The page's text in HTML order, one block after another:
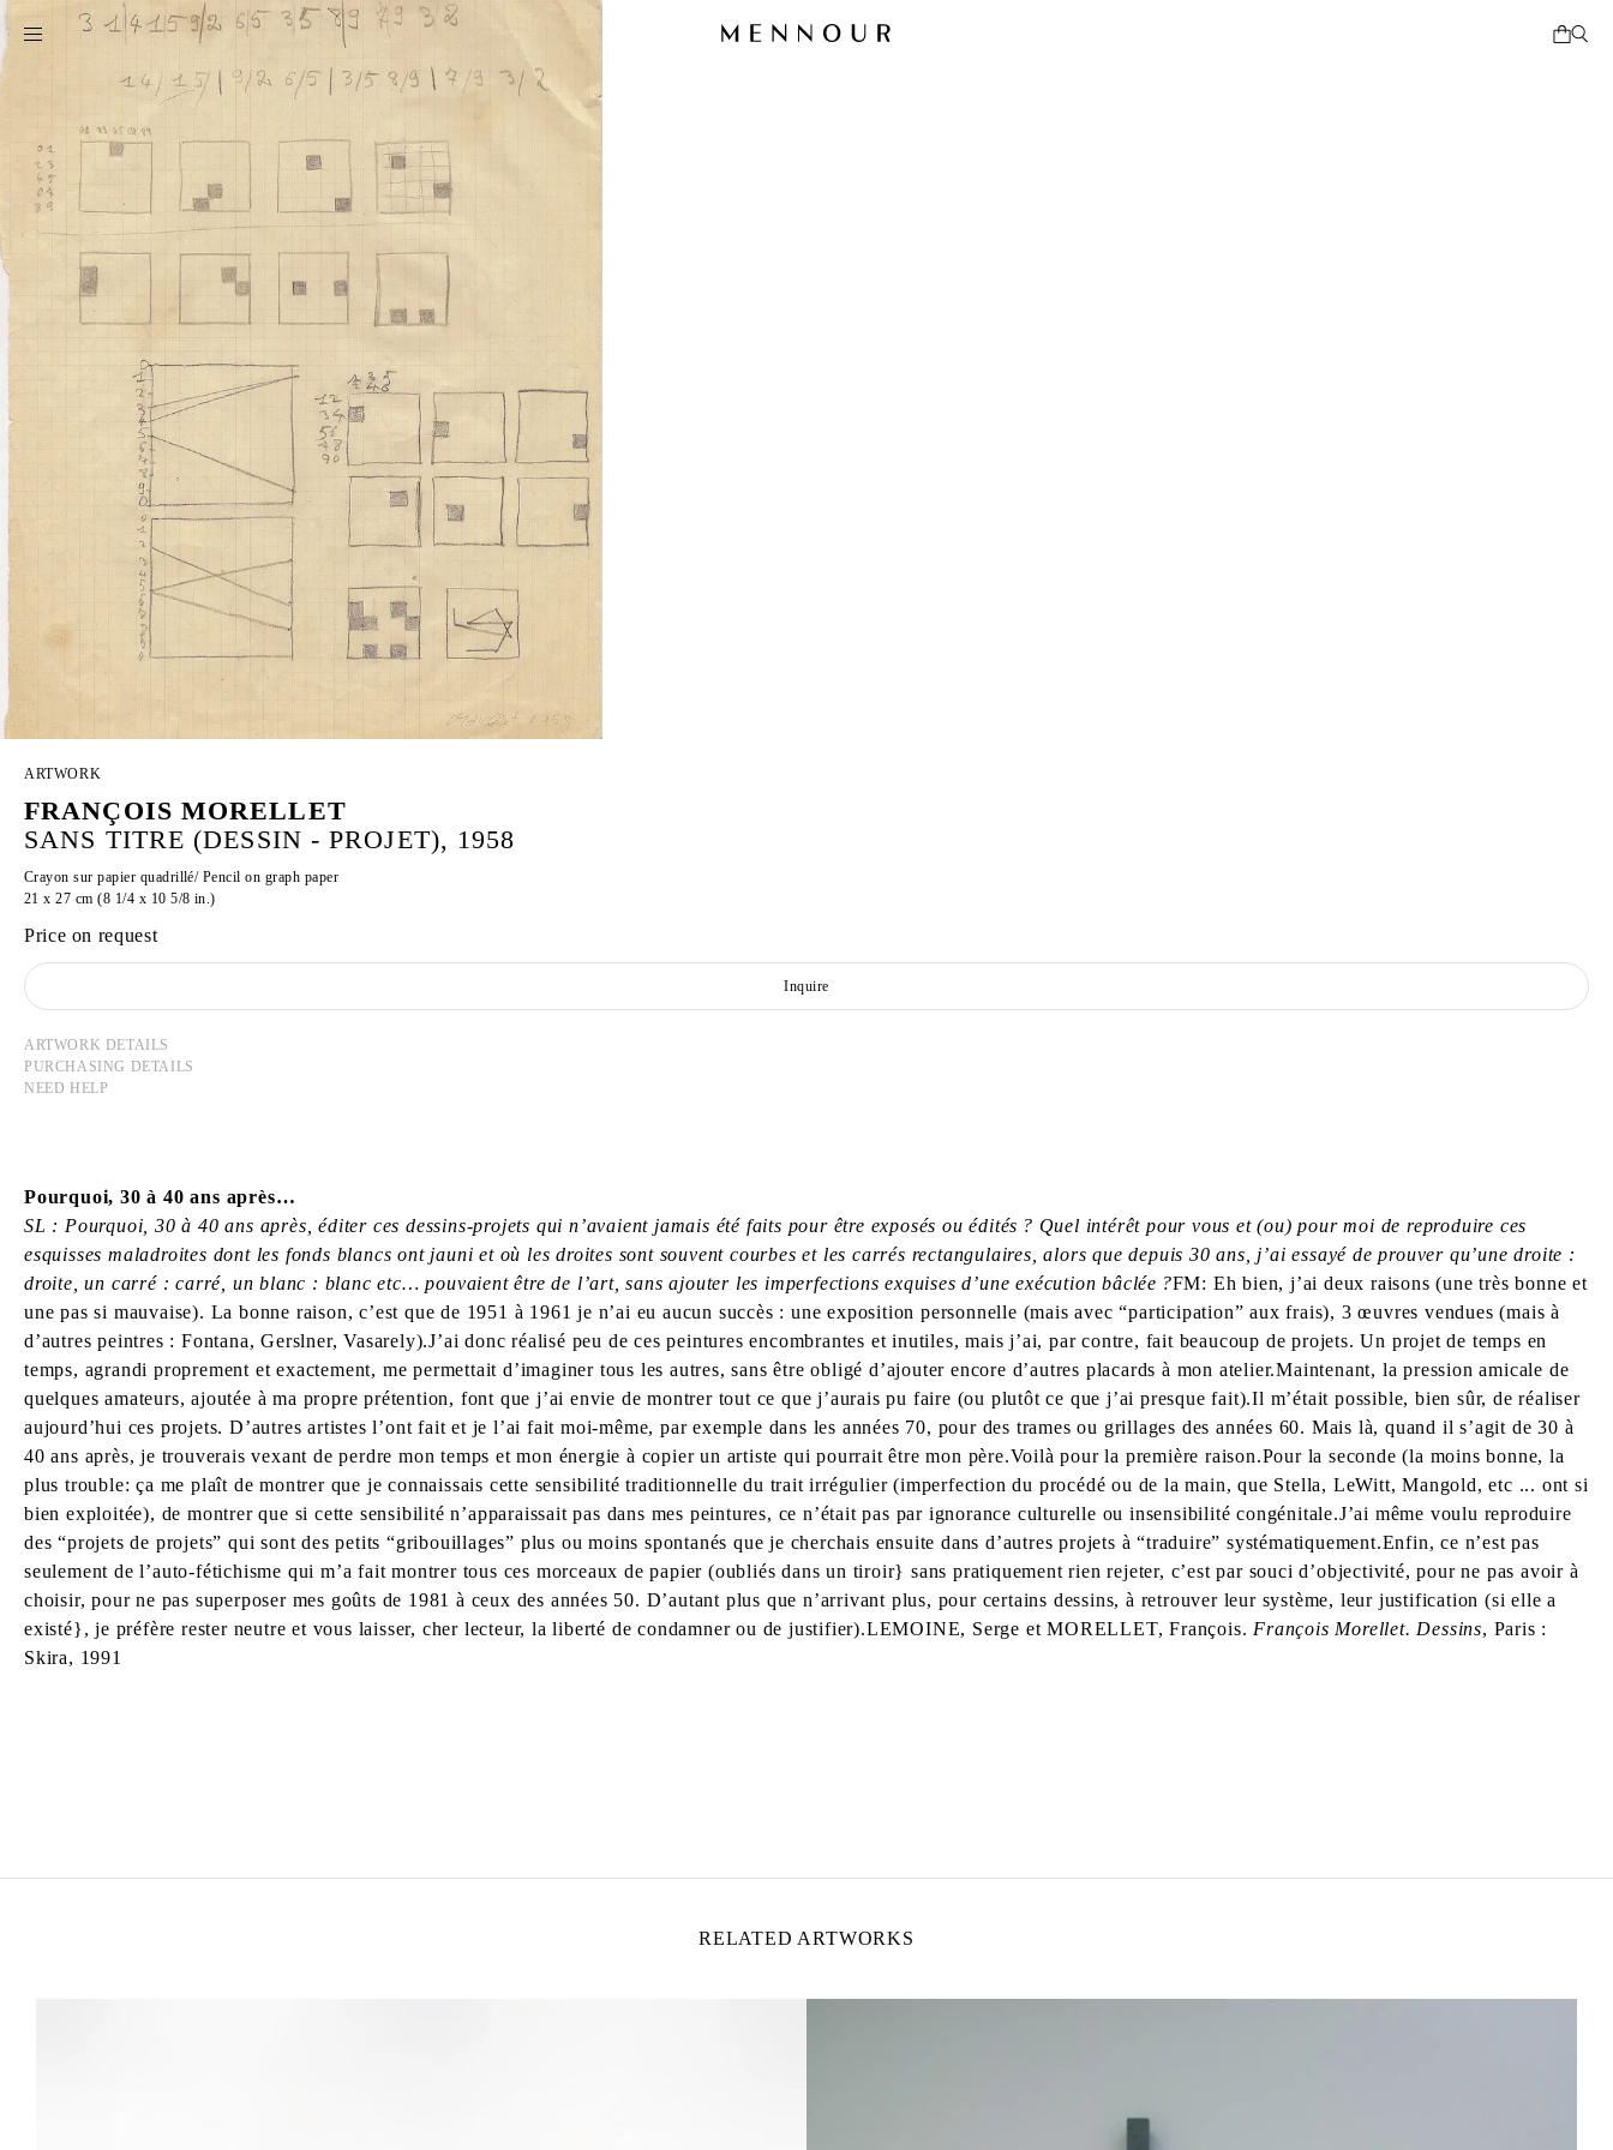
ARTWORK
FRANÇOIS MORELLET
SANS TITRE (DESSIN - PROJET), 1958
Crayon sur papier quadrillé/ Pencil on graph paper
21 x 27 cm (8 1/4 x 10 5/8 in.)
Price on request
Inquire
ARTWORK DETAILS
PURCHASING DETAILS
NEED HELP
Pourquoi, 30 à 40 ans après…
SL : Pourquoi, 30 à 40 ans après, éditer ces dessins-projets qui n’avaient jamais été faits pour être exposés ou édités ? Quel intérêt pour vous et (ou) pour moi de reproduire ces
esquisses maladroites dont les fonds blancs ont jauni et où les droites sont souvent courbes et les carrés rectangulaires, alors que depuis 30 ans, j’ai essayé de prouver qu’une droite :
droite, un carré : carré, un blanc : blanc etc… pouvaient être de l’art, sans ajouter les imperfections exquises d’une exécution bâclée ?FM: Eh bien, j’ai deux raisons (une très bonne et
une pas si mauvaise). La bonne raison, c’est que de 1951 à 1961 je n’ai eu aucun succès : une exposition personnelle (mais avec “participation” aux frais), 3 œuvres vendues (mais à
d’autres peintres : Fontana, Gerslner, Vasarely).J’ai donc réalisé peu de ces peintures encombrantes et inutiles, mais j’ai, par contre, fait beaucoup de projets. Un projet de temps en
temps, agrandi proprement et exactement, me permettait d’imaginer tous les autres, sans être obligé d’ajouter encore d’autres placards à mon atelier.Maintenant, la pression amicale de
quelques amateurs, ajoutée à ma propre prétention, font que j’ai envie de montrer tout ce que j’aurais pu faire (ou plutôt ce que j’ai presque fait).Il m’était possible, bien sûr, de réaliser
aujourd’hui ces projets. D’autres artistes l’ont fait et je l’ai fait moi-même, par exemple dans les années 70, pour des trames ou grillages des années 60. Mais là, quand il s’agit de 30 à
40 ans après, je trou­verais vexant de perdre mon temps et mon énergie à copier un artiste qui pourrait être mon père.Voilà pour la première raison.Pour la seconde (la moins bonne, la
plus trouble: ça me plaît de montrer que je connaissais cette sensibilité traditionnelle du trait irrégulier (imperfection du procédé ou de la main, que Stella, LeWitt, Mangold, etc ... ont si
bien exploitée), de montrer que si cette sensibilité n’apparaissait pas dans mes peintures, ce n’était pas par ignorance culturelle ou insensibilité congéni­tale.J’ai même voulu reproduire
des “projets de projets” qui sont des petits “gribouillages” plus ou moins spontanés que je cher­chais ensuite dans d’autres projets à “traduire” systématiquement.Enfin, ce n’est pas
seulement de l’auto-fétichisme qui m’a fait montrer tous ces morceaux de papier (oubliés dans un tiroir} sans pratiquement rien rejeter, c’est par souci d’objectivité, pour ne pas avoir à
choisir, pour ne pas superposer mes goûts de 1981 à ceux des années 50. D’autant plus que n’arrivant plus, pour certains dessins, à retrouver leur système, leur justifi­cation (si elle a
existé}, je préfère rester neutre et vous laisser, cher lecteur, la liberté de condamner ou de justifier).LEMOINE, Serge et MORELLET, François. François Morellet. Dessins, Paris :
Skira, 1991
RELATED ARTWORKS